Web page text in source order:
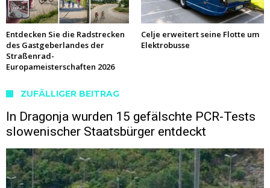
Entdecken Sie die Radstrecken
des Gastgeberlandes der
Straßenrad-
Europameisterschaften 2026
Celje erweitert seine Flotte um
Elektrobusse
ZUFÄLLIGER BEITRAG
In Dragonja wurden 15 gefälschte PCR-Tests
slowenischer Staatsbürger entdeckt